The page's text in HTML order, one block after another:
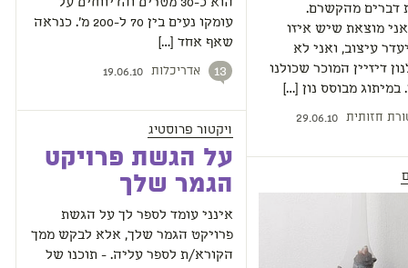
דברים מהקשרם.
מוצאת שיש איזו
עיצוב, ואני לא
דיזיין המוכר שכולנו
במיתוג מבוסס נון […]
חזותית 29.06.10
הוא כ-30 מטרים והדיווחים על
עומקו נעים בין 70 ל-200 מ'. כנראה
שאף אחד […]
13 אדריכלות 19.06.10
ויקטור פרוסטיג
על הגשת פרויקט
הגמר שלך
אינני עומד לספר לך על הגשת
פרויקט הגמר שלך, אלא לבקש ממך
הקורא/ת לספר עליה. - תוכנו של